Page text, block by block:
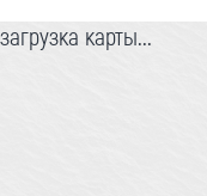
загрузка карты...